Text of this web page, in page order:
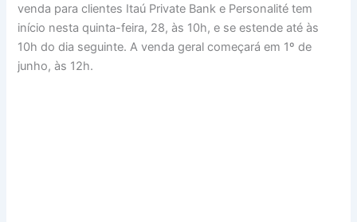
venda para clientes Itaú Private Bank e Personalité tem
início nesta quinta-feira, 28, às 10h, e se estende até às
10h do dia seguinte. A venda geral começará em 1º de
junho, às 12h.